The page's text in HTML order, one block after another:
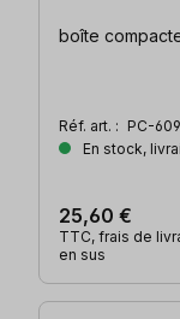
boîte
Réf. art. : PC-
En stock,
25,60 €
TTC, frais de
en sus